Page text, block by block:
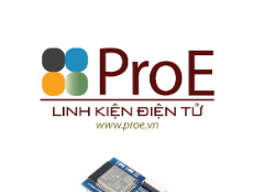
Modulation method: GFSK (
Công suất:-23dbm, -6dbm,
lệnh AT+POWE ).
: Authentication and